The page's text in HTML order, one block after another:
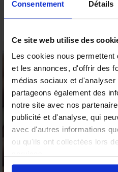
Consentement Détails
Ce site web utilise des
Les cookies nous
et les annonces, d'offrir des
médias sociaux et d'analyser
partageons également des
notre site avec nos
publicité et d'analyse, qui
avec d'autres informations
ou qu'ils ont collectées lors
l’utilisez pas dans l’eau,
lubrifiantcomposé à base
sensations de vibrations
Les
9.6/10 (19 avis)
★★★★★